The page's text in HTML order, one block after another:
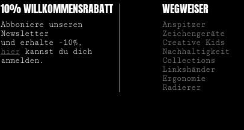
10% WILLKOMMENSRABATT
Abboniere unseren
Newsletter
und erhalte -10%,
hier kannst du dich
anmelden.
WEGWEISER
Anspitzer
Zeichengeräte
Creative Kids
Nachhaltigkeit
Collections
Linkshänder
Ergonomie
Radierer